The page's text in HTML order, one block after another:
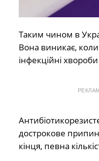
Таким чином в
Вона виникає,
інфекційні
дострокове
кінця, певна